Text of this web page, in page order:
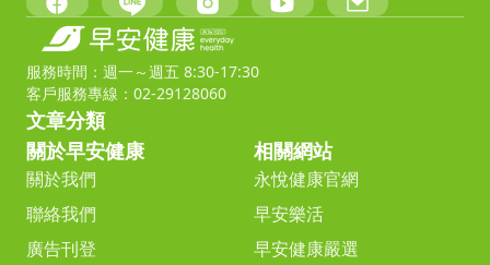
服務時間：週一～週五 8:30-17:30
客戶服務專線：02-29128060
文章分類
關於早安健康
關於我們
聯絡我們
廣告刊登
相關網站
永悅健康官網
早安樂活
早安健康嚴選